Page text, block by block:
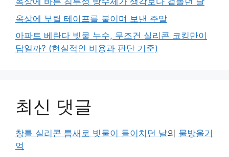
옥상에 부틸 테이프를 붙이며 보낸 주말
아파트 베란다 빗물 누수, 무조건 실리콘 코킹만이
답일까? (현실적인 비용과 판단 기준)
최신 댓글
창틀 실리콘 틈새로 빗물이 들이치던 날의 물방울기
억